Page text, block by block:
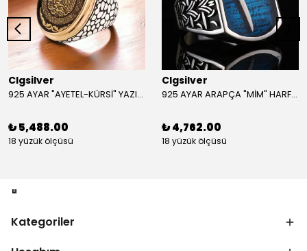
Clgsilver
925 AYAR "AYETEL-KÜRSİ" YAZILI GÜMÜŞ ERKEK YÜZÜK
₺ 5,488.00
18 yüzük ölçüsü
Clgsilver
925 AYAR ARAPÇA "MİM" HARFLİ GÜMÜŞ ERKEK YÜZÜK
₺ 4,762.00
18 yüzük ölçüsü
Kategoriler